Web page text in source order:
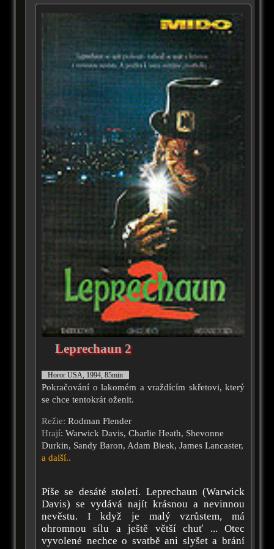
Leprechaun 2
Horor USA, 1994, 85min
Pokračování o lakomém a vraždícím skřetovi, který
se chce tentokrát oženit.
Režie: Rodman Flender
Hrají: Warwick Davis, Charlie Heath, Shevonne
Durkin, Sandy Baron, Adam Biesk, James Lancaster,
a další..
Píše se desáté století. Leprechaun (Warwick
Davis) se vydává najít krásnou a nevinnou
nevěstu. I když je malý vzrůstem, má
ohromnou sílu a ještě větší chuť ... Otec
vyvolené nechce o svatbě ani slyšet a brání